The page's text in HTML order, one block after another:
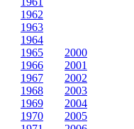
1962
1963
1964
1965
1966
1967
1968
1969
1970
2000
2001
2002
2003
2004
2005